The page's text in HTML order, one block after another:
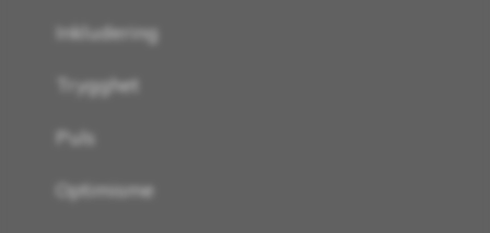
Inkludering
Trygghet
Puls
Optimisme